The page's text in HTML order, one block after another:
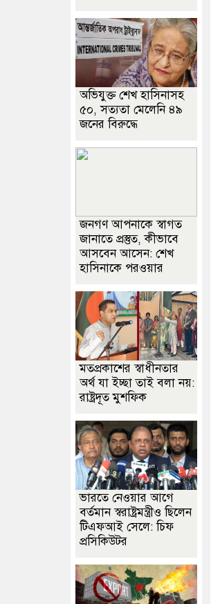
অভিযুক্ত শেখ হাসিনাসহ
৫০, সত্যতা মেলেনি ৪৯
জনের বিরুদ্ধে
জনগণ আপনাকে স্বাগত
জানাতে প্রস্তুত, কীভাবে
আসবেন আসেন: শেখ
হাসিনাকে পরওয়ার
মতপ্রকাশের স্বাধীনতার
অর্থ যা ইচ্ছা তাই বলা নয়:
রাষ্ট্রদূত মুশফিক
ভারতে নেওয়ার আগে
বর্তমান স্বরাষ্ট্রমন্ত্রীও ছিলেন
টিএফআই সেলে: চিফ
প্রসিকিউটর